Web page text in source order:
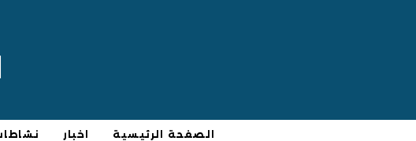
الصفحة الرئيسية اخبار